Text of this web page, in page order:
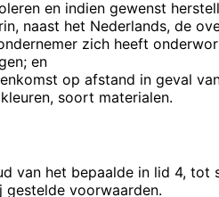
en indien gewenst
naast het Nederlands, de
zich heeft
en
op afstand in geval
soort materialen.
van het bepaalde in lid 4,
gestelde voorwaarden.